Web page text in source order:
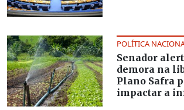
POLÍTICA
Senador
demora na
Plano Safra
impactar a